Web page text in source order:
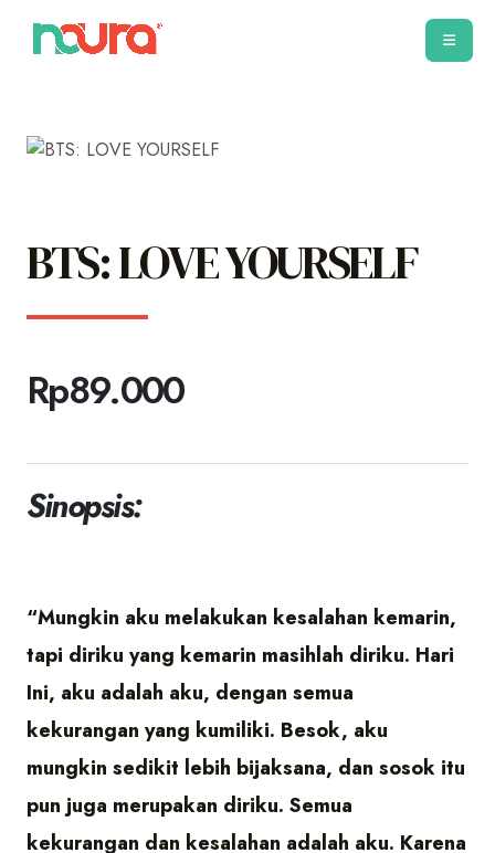
BTS: LOVE YOURSELF
Rp89.000
Sinopsis:
“Mungkin aku melakukan kesalahan kemarin,
tapi diriku yang kemarin masihlah diriku. Hari
Ini, aku adalah aku, dengan semua
kekurangan yang kumiliki. Besok, aku
mungkin sedikit lebih bijaksana, dan sosok itu
pun juga merupakan diriku. Semua
kekurangan dan kesalahan adalah aku. Karena